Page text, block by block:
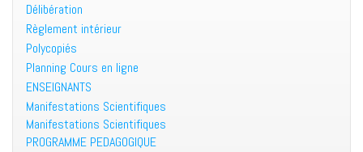
Délibération
Règlement intérieur
Polycopiés
Planning Cours en ligne
ENSEIGNANTS
Manifestations Scientifiques
Manifestations Scientifiques
PROGRAMME PEDAGOGIQUE